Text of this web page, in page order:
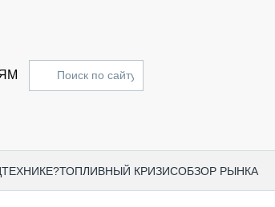
ТОПЛИВНЫЙ КРИЗИСОБЗОР РЫНКА